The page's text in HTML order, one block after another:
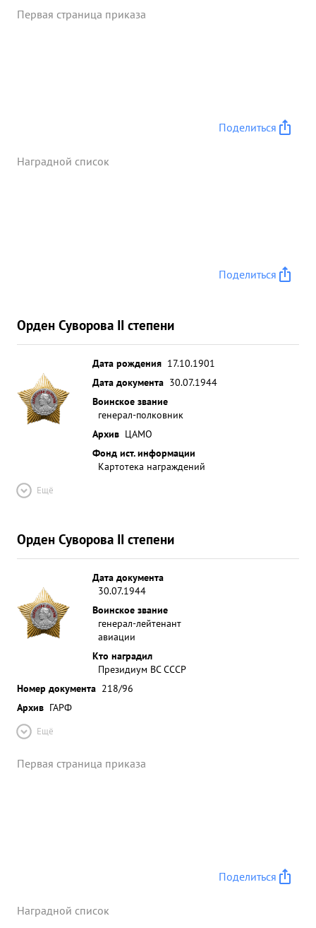
Первая страница приказа
Поделиться
Наградной список
Поделиться
Орден Суворова II степени
Дата рождения 17.10.1901
Дата документа 30.07.1944
Воинское звание
генерал-полковник
Архив ЦАМО
Фонд ист. информации
Картотека награждений
Ещё
Орден Суворова II степени
Дата документа
30.07.1944
Воинское звание
генерал-лейтенант
авиации
Кто наградил
Президиум ВС СССР
Номер документа 218/96
Архив ГАРФ
Ещё
Первая страница приказа
Поделиться
Наградной список